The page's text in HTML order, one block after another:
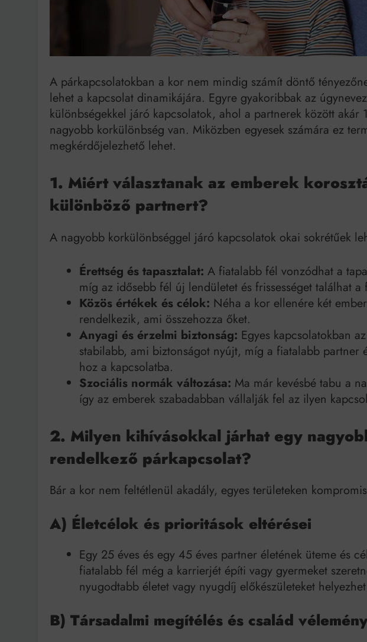
Az ördög még
Mindenki a világot
Bitumenes lapostetők: a bevált
A párkapcsolatokban a kor nem mindig számít döntő
lehet a kapcsolat dinamikájára. Egyre gyakoribbak az
különbségekkel járó kapcsolatok, ahol a partnerek között akár
nagyobb korkülönbség van. Miközben egyesek számára ez
megkérdőjelezhető lehet.
1. Miért választanak az emberek
különböző partnert?
A nagyobb korkülönbséggel járó kapcsolatok okai sokrétűek
Érettség és tapasztalat: A fiatalabb fél vonzódhat a
míg az idősebb fél új lendületet és frissességet találhat a
Közös értékek és célok: Néha a kor ellenére két
rendelkezik, ami összehozza őket.
Anyagi és érzelmi biztonság: Egyes kapcsolatokban
stabilabb, ami biztonságot nyújt, míg a fiatalabb partner
hoz a kapcsolatba.
Szociális normák változása: Ma már kevésbé tabu a
így az emberek szabadabban vállalják fel az ilyen
2. Milyen kihívásokkal járhat egy
rendelkező párkapcsolat?
Bár a kor nem feltétlenül akadály, egyes területeken
A) Életcélok és prioritások eltérései
Egy 25 éves és egy 45 éves partner életének üteme és
fiatalabb fél még a karrierjét építi vagy gyermeket
nyugodtabb életet vagy nyugdíj előkészületeket
B) Társadalmi megítélés és család